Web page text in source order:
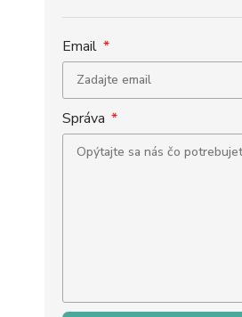
Email
Správa